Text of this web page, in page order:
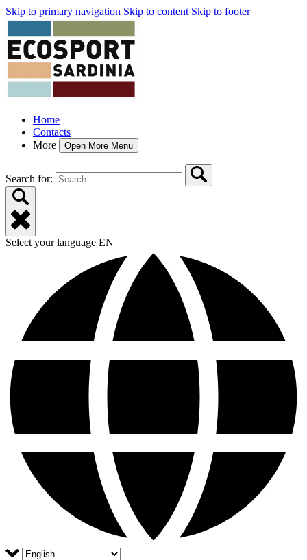
Skip to primary navigation Skip to content Skip to footer
Home
Contacts
More
Open More Menu
Search for:
Select your language EN